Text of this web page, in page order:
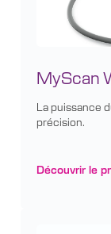
MyScan
La puissance
précision.
Découvrir le